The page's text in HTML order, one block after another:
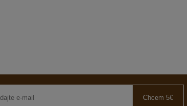
Chcem 5€